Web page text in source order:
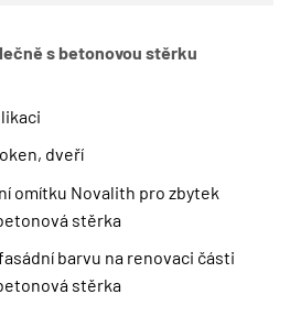
s betonovou stěrku
dveří
omítku Novalith pro zbytek
stěrka
barvu na renovaci části
stěrka